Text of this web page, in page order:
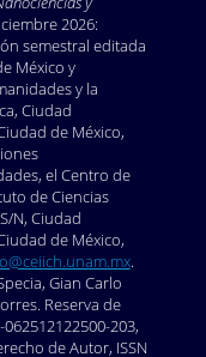
2026:
semestral editada
México y
y la
Ciudad
de México,
el Centro de
de Ciencias
N, Ciudad
de México,
.
Gian Carlo
Reserva de
203,
de Autor, ISSN